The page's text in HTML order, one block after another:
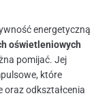
energetyczną
oświetleniowych
pomijać. Jej
które
odkształcenia